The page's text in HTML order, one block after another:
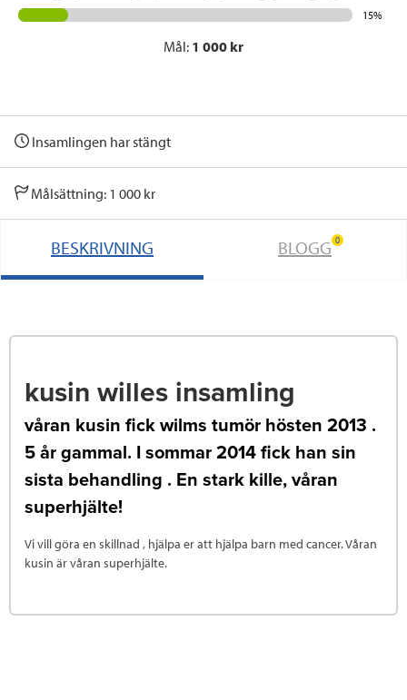
15%
Mål: 1 000 kr
Insamlingen har stängt
Målsättning: 1 000 kr
BESKRIVNING BLOGG 0
kusin willes insamling
våran kusin fick wilms tumör hösten 2013 .
5 år gammal. I sommar 2014 fick han sin
sista behandling . En stark kille, våran
superhjälte!
Vi vill göra en skillnad , hjälpa er att hjälpa barn med cancer. Våran
kusin är våran superhjälte.